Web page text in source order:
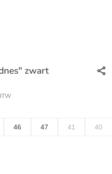
zwart
46 47 41 40